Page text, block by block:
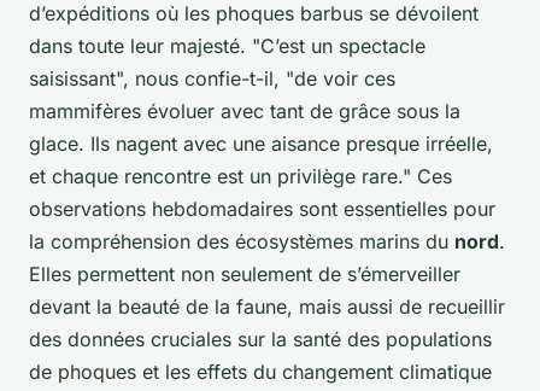
d’expéditions où les phoques barbus se dévoilent
dans toute leur majesté. "C’est un spectacle
saisissant", nous confie-t-il, "de voir ces
mammifères évoluer avec tant de grâce sous la
glace. Ils nagent avec une aisance presque irréelle,
et chaque rencontre est un privilège rare." Ces
observations hebdomadaires sont essentielles pour
la compréhension des écosystèmes marins du nord.
Elles permettent non seulement de s’émerveiller
devant la beauté de la faune, mais aussi de recueillir
des données cruciales sur la santé des populations
de phoques et les effets du changement climatique